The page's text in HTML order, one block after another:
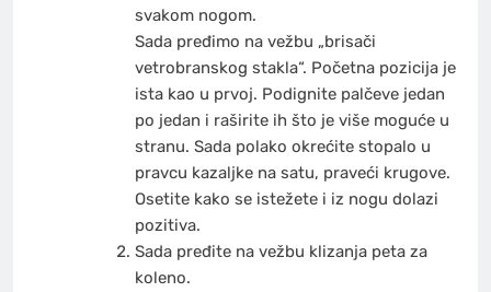
svakom nogom.
Sada pređimo na vežbu „brisači
vetrobranskog stakla“. Početna pozicija je
ista kao u prvoj. Podignite palčeve jedan
po jedan i raširite ih što je više moguće u
stranu. Sada polako okrećite stopalo u
pravcu kazaljke na satu, praveći krugove.
Osetite kako se istežete i iz nogu dolazi
pozitiva.
Sada pređite na vežbu klizanja peta za
koleno.